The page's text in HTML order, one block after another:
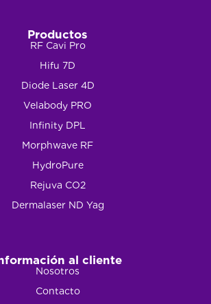
Productos
RF Cavi Pro
Hifu 7D
Diode Laser 4D
Velabody PRO
Infinity DPL
Morphwave RF
HydroPure
Rejuva CO2
Dermalaser ND Yag
al cliente
Nosotros
Contacto